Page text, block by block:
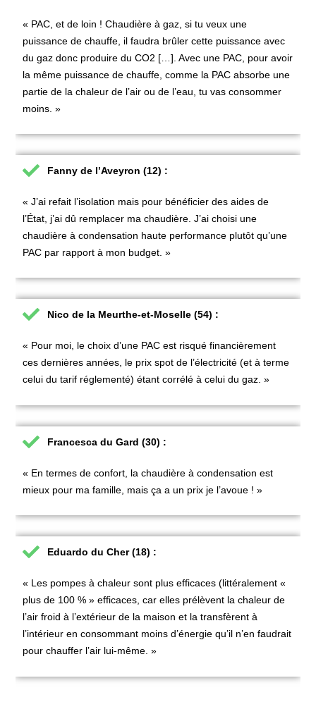
« PAC, et de loin ! Chaudière à gaz, si tu veux une
puissance de chauffe, il faudra brûler cette puissance avec
du gaz donc produire du CO2 […]. Avec une PAC, pour avoir
la même puissance de chauffe, comme la PAC absorbe une
partie de la chaleur de l’air ou de l’eau, tu vas consommer
moins. »
Fanny de l’Aveyron (12) :
« J’ai refait l’isolation mais pour bénéficier des aides de
l’État, j’ai dû remplacer ma chaudière. J’ai choisi une
chaudière à condensation haute performance plutôt qu’une
PAC par rapport à mon budget. »
Nico de la Meurthe-et-Moselle (54) :
« Pour moi, le choix d’une PAC est risqué financièrement
ces dernières années, le prix spot de l’électricité (et à terme
celui du tarif réglementé) étant corrélé à celui du gaz. »
Francesca du Gard (30) :
« En termes de confort, la chaudière à condensation est
mieux pour ma famille, mais ça a un prix je l’avoue ! »
Eduardo du Cher (18) :
« Les pompes à chaleur sont plus efficaces (littéralement «
plus de 100 % » efficaces, car elles prélèvent la chaleur de
l’air froid à l’extérieur de la maison et la transfèrent à
l’intérieur en consommant moins d’énergie qu’il n’en faudrait
pour chauffer l’air lui-même. »